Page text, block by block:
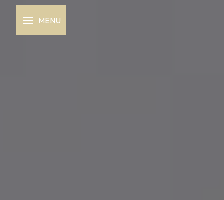
MENU
Panneau de gestion des cookies